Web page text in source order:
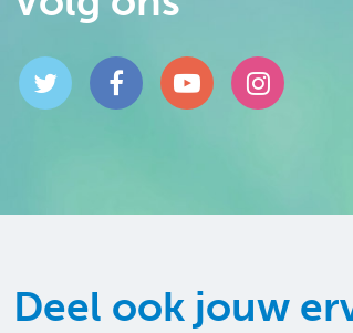
Deel ook jouw